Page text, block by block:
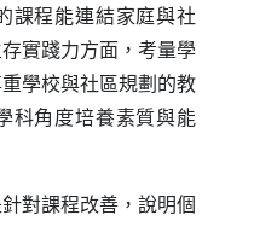
課程能連結家庭與社
實踐力方面，考量學
學校與社區規劃的教
科角度培養素質與能
對課程改善，說明個